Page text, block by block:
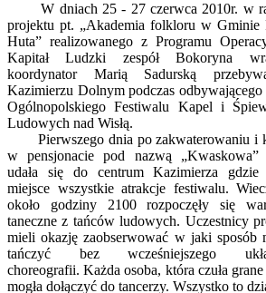
W dniach 25 - 27 czerwca 2010r. w
projektu pt. „Akademia folkloru w Gminie
Huta” realizowanego z Programu
Kapitał Ludzki zespół Bokoryna
koordynator Marią Sadurską
Kazimierzu Dolnym podczas odbywającego
Ogólnopolskiego Festiwalu Kapel i
Ludowych nad Wisłą.
Pierwszego dnia po zakwaterowaniu i
w pensjonacie pod nazwą „Kwaskowa”
udała się do centrum Kazimierza gdzie
miejsce wszystkie atrakcje festiwalu.
około godziny 2100 rozpoczęły się
taneczne z tańców ludowych. Uczestnicy
mieli okazję zaobserwować w jaki sposób
tańczyć bez wcześniejszego
choreografii. Każda osoba, która czuła
mogła dołączyć do tancerzy. Wszystko to